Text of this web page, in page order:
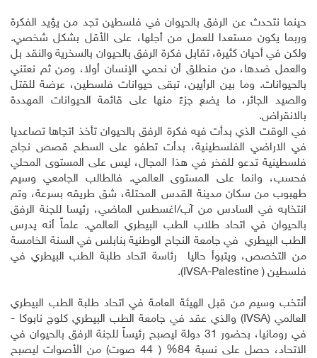
حينما نتحدث عن الرفق بالحيوان في فلسطين تجد من يؤيد الفكرة
وربما يكون مستعدا للعمل من أجلها، على الأقل بشكل شخصي.
ولكن في أحيان كثيرة، تقابل فكرة الرفق بالحيوان بالسخرية والنقد بل
والعمل ضدها، من منطلق أن نحمي الإنسان أولا، ومن ثم نعتني
بالحيوانات. وما بين الرأيين، تبقى حيوانات فلسطين، عرضة للقتل
والصيد الجائر، ما يضع جزءً منها على قائمة الحيوانات المهددة
بالانقراض.
في الوقت الذي بدأت فيه فكرة الرفق بالحيوان تأخذ اتجاها تصاعديا
في الاراضي الفلسطينية، بدأت تطفو على السطح قصص نجاح
فلسطينية تدعو للفخر في هذا المجال، ليس على المستوى المحلي
فحسب، وانما على المستوى العالمي. فالطالب الجامعي وسيم
طهبوب من سكان مدينة القدس المحتلة، شق طريقه بسرعة، وتم
انتخابه في السادس من آب/اغسطس الماضي، رئيسا للجنة الرفق
بالحيوان في اتحاد طلاب الطب البيطري العالمي. علماً أنه يدرس
الطب البيطري في جامعة النجاح الوطنية بنابلس في السنة الخامسة
من التخصص، ويتبوأ حاليا رئاسة اتحاد طلبة الطب البيطري في
فلسطين ( IVSA-Palestine
).
أُنتخب وسيم من قبل الهيئة العامة في اتحاد طلبة الطب البيطري
العالمي (IVSA) والذي عقد في جامعة الطب البيطري كلوج نابوكا -
في رومانيا، بحضور 31 دولة ليصبح رئيساً للجنة الرفق بالحيوان في
الاتحاد، حصل على نسبة 84% ( 44 صوت) من الأصوات ليصبح